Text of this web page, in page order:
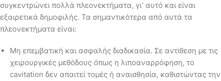
συγκεντρώνει πολλά πλεονεκτήματα, γι’ αυτό και είναι
εξαιρετικά δημοφιλής. Τα σημαντικότερα από αυτά τα
πλεονεκτήματα είναι:
Μη επεμβατική και ασφαλής διαδικασία. Σε αντίθεση με τις
χειρουργικές μεθόδους όπως η λιποαναρρόφηση, το
cavitation δεν απαιτεί τομές ή αναισθησία, καθιστώντας την